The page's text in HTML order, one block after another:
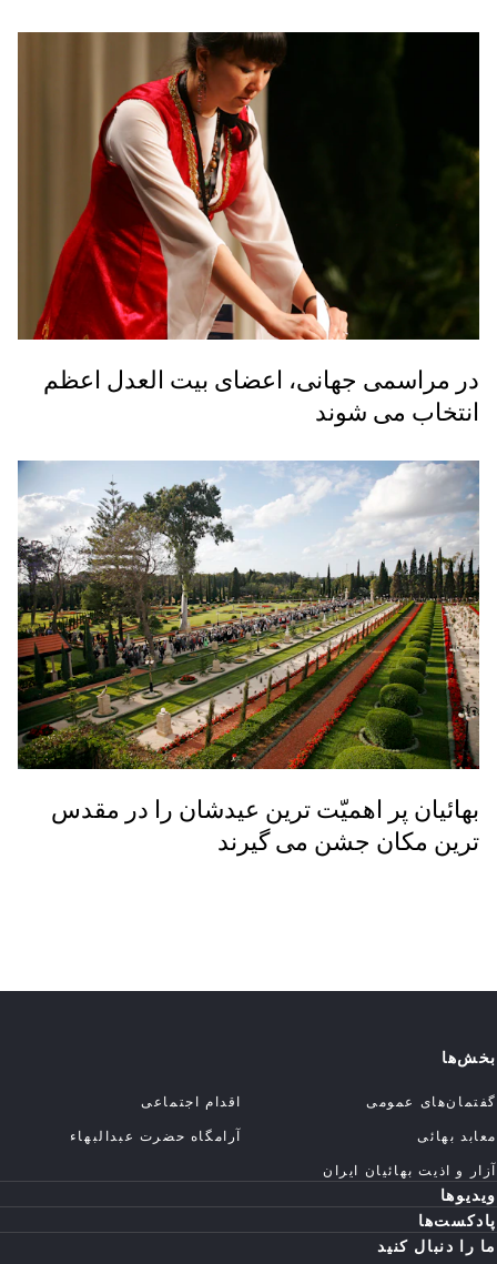
در مراسمی جهانی، اعضای بیت العدل اعظم
انتخاب می شوند
بهائیان پر اهمیّت ترین عیدشان را در مقدس
ترین مکان جشن می گیرند
بخش‌ها
گفتمان‌های عمومی
اقدام اجتماعی
معابد بهائی
آرامگاه حضرت عبدالبهاء
آزار و اذیت بهائیان ایران
ویدیوها
پادکست‌ها
ما را دنبال کنید